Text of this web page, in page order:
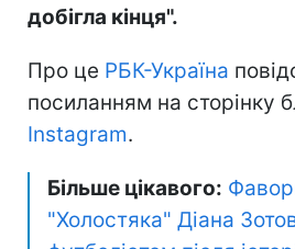
добігла кінця".
Про це РБК-Україна
посиланням на сторінку
Instagram.
Більше цікавого:
"Холостяка" Діана